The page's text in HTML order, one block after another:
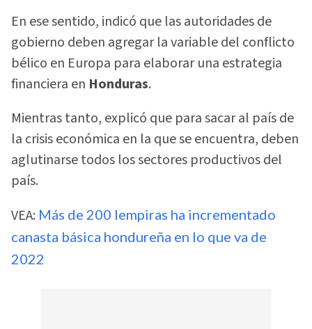
En ese sentido, indicó que las autoridades de
gobierno deben agregar la variable del conflicto
bélico en Europa para elaborar una estrategia
financiera en Honduras.
Mientras tanto, explicó que para sacar al país de
la crisis económica en la que se encuentra, deben
aglutinarse todos los sectores productivos del
país.
VEA: Más de 200 lempiras ha incrementado
canasta básica hondureña en lo que va de
2022